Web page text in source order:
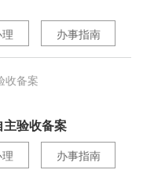
办事指南
收备案
验收备案
办事指南